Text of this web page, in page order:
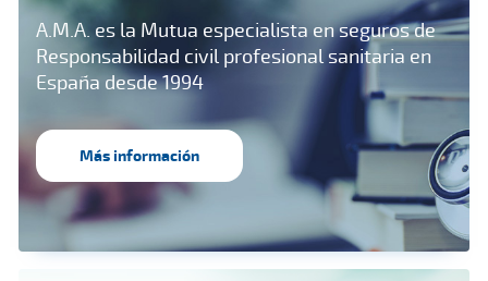
A.M.A. es la Mutua especialista en seguros de
Responsabilidad civil profesional sanitaria en
España desde 1994
Más información